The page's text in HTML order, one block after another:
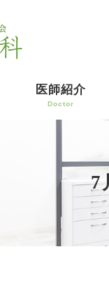
医師紹介
Doctor
7